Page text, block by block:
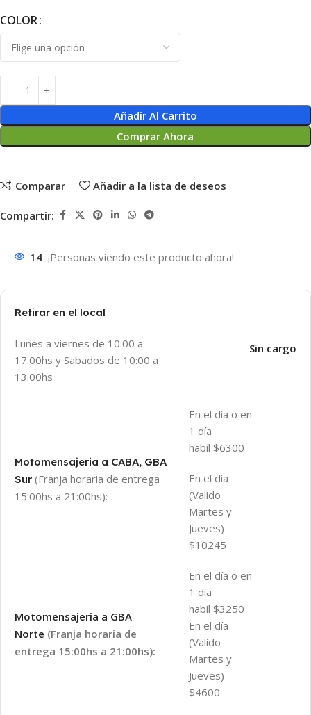
COLOR
Añadir Al Carrito
Comprar Ahora
Comparar Añadir a la lista de deseos
Compartir:
14 ¡Personas viendo este producto ahora!
Retirar en el local
Lunes a viernes de 10:00 a
17:00hs y Sabados de 10:00 a
13:00hs
Sin cargo
Motomensajeria a CABA, GBA
Sur (Franja horaria de entrega
15:00hs a 21:00hs):
En el día o en
1 día
habíl $6300
En el día
(Valido
Martes y
Jueves)
$10245
Motomensajeria a GBA
Norte (Franja horaria de
entrega 15:00hs a 21:00hs):
En el día o en
1 día
habíl $3250
En el día
(Valido
Martes y
Jueves)
$4600